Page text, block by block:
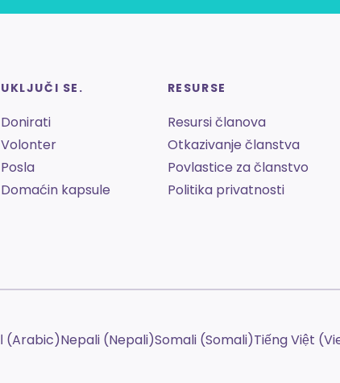
UKLJUČI SE.
Donirati
Volonter
Posla
Domaćin kapsule
RESURSE
Resursi članova
Otkazivanje članstva
Povlastice za članstvo
Politika privatnosti
العربية (Arabic)Nepali (Nepali)Somali (Somali)Tiếng Việt